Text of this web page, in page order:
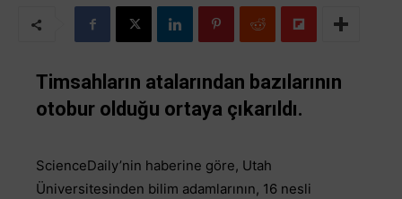
Timsahların atalarından bazılarının
otobur olduğu ortaya çıkarıldı.
ScienceDaily’nin haberine göre, Utah
Üniversitesinden bilim adamlarının, 16 nesli